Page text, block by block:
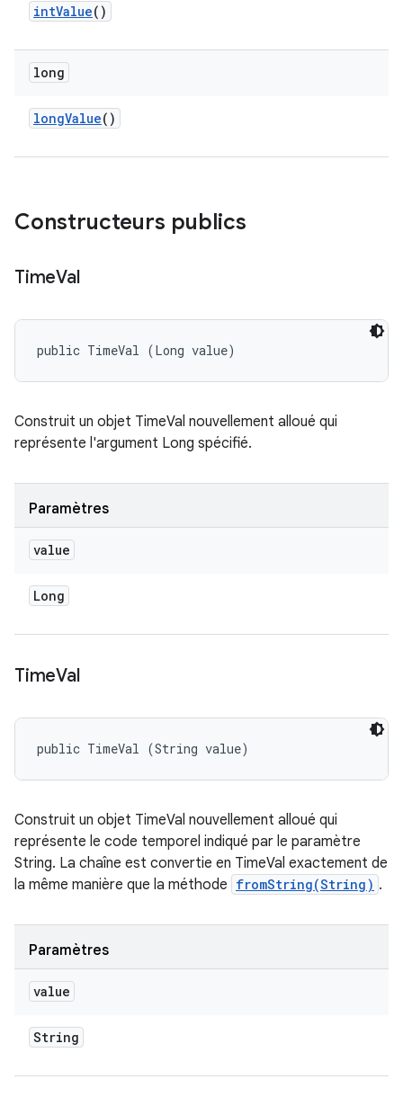
intValue()
long
longValue()
Constructeurs publics
TimeVal
public TimeVal (Long value)
Construit un objet TimeVal nouvellement alloué qui
représente l'argument Long spécifié.
Paramètres
value
Long
TimeVal
public TimeVal (String value)
Construit un objet TimeVal nouvellement alloué qui
représente le code temporel indiqué par le paramètre
String. La chaîne est convertie en TimeVal exactement de
la même manière que la méthode fromString(String) .
Paramètres
value
String